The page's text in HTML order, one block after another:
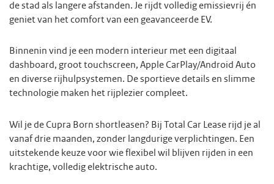
de stad als langere afstanden. Je rijdt volledig emissievrij én
geniet van het comfort van een geavanceerde EV.
Binnenin vind je een modern interieur met een digitaal
dashboard, groot touchscreen, Apple CarPlay/Android Auto
en diverse rijhulpsystemen. De sportieve details en slimme
technologie maken het rijplezier compleet.
Wil je de Cupra Born shortleasen? Bij Total Car Lease rijd je al
vanaf drie maanden, zonder langdurige verplichtingen. Een
uitstekende keuze voor wie flexibel wil blijven rijden in een
krachtige, volledig elektrische auto.